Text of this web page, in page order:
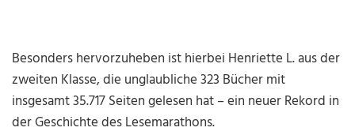
Besonders hervorzuheben ist hierbei Henriette L. aus der
zweiten Klasse, die unglaubliche 323 Bücher mit
insgesamt 35.717 Seiten gelesen hat – ein neuer Rekord in
der Geschichte des Lesemarathons.